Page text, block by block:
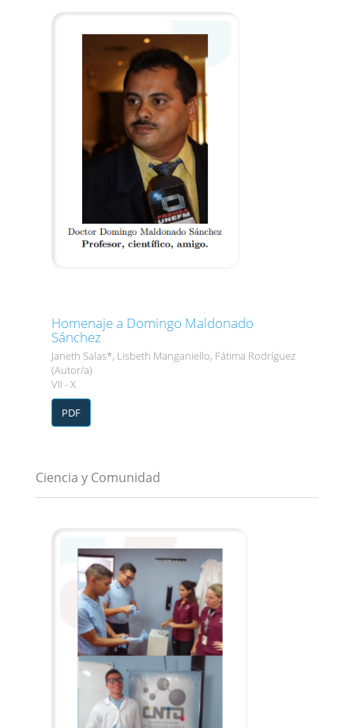
Homenaje a Domingo Maldonado
Sánchez
Janeth Salas*, Lisbeth Manganiello, Fátima Rodríguez
(Autor/a)
VII - X
PDF
Ciencia y Comunidad